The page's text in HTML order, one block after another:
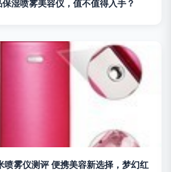
湿喷雾美容仪，值不值得入手？
喷雾仪测评 便携美容新选择，梦幻红